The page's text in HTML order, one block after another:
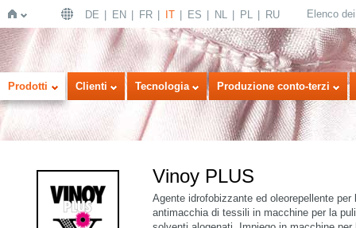
Home
DE EN FR IT ES NL PL RU Elenco
Prodotti Clienti Tecnologia Produzione conto-terzi
Vinoy PLUS
Agente idrofobizzante ed oleorepellente
antimacchia di tessili in macchine per la